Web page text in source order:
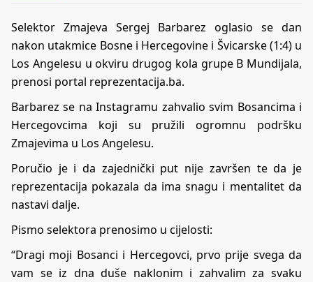
Selektor Zmajeva Sergej Barbarez oglasio se dan
nakon utakmice Bosne i Hercegovine i Švicarske (1:4) u
Los Angelesu u okviru drugog kola grupe B Mundijala,
prenosi portal reprezentacija.ba.
Barbarez se na Instagramu zahvalio svim Bosancima i
Hercegovcima koji su pružili ogromnu podršku
Zmajevima u Los Angelesu.
Poručio je i da zajednički put nije završen te da je
reprezentacija pokazala da ima snagu i mentalitet da
nastavi dalje.
Pismo selektora prenosimo u cijelosti:
“Dragi moji Bosanci i Hercegovci, prvo prije svega da
vam se iz dna duše naklonim i zahvalim za svaku